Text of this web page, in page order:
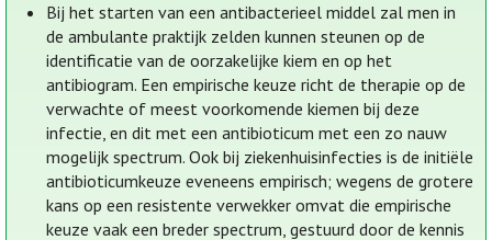
Bij het starten van een antibacterieel middel zal men in
de ambulante praktijk zelden kunnen steunen op de
identificatie van de oorzakelijke kiem en op het
antibiogram. Een empirische keuze richt de therapie op de
verwachte of meest voorkomende kiemen bij deze
infectie, en dit met een antibioticum met een zo nauw
mogelijk spectrum. Ook bij ziekenhuisinfecties is de initiële
antibioticumkeuze eveneens empirisch; wegens de grotere
kans op een resistente verwekker omvat die empirische
keuze vaak een breder spectrum, gestuurd door de kennis